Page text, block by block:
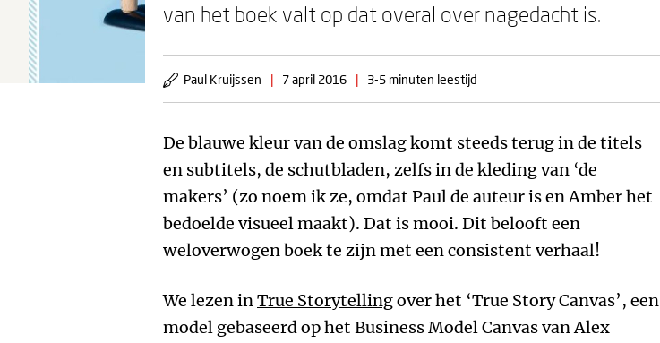
van het boek valt op dat overal over nagedacht is.
Paul Kruijssen | 7 april 2016 | 3-5 minuten leestijd
De blauwe kleur van de omslag komt steeds terug in de titels
en subtitels, de schutbladen, zelfs in de kleding van ‘de
makers’ (zo noem ik ze, omdat Paul de auteur is en Amber het
bedoelde visueel maakt). Dat is mooi. Dit belooft een
weloverwogen boek te zijn met een consistent verhaal!
We lezen inTrue Storytellingover het ‘True Story Canvas’, een
model gebaseerd op het Business Model Canvas van Alex